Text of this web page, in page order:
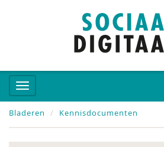
Bladeren Kennisdocumenten